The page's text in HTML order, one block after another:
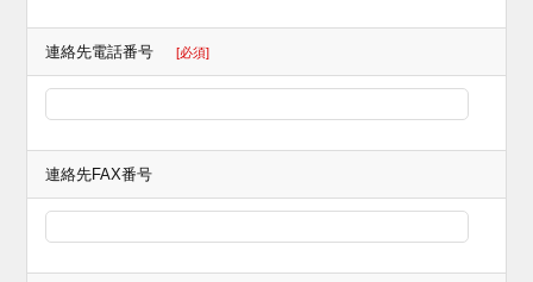
連絡先電話番号 [必須]
連絡先FAX番号